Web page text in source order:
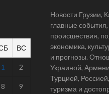
ВС
1 2
8 9
Новости Грузии,
главные
происшествия,
экономика,
и прогнозы.
Украиной,
Турцией,
туризма и